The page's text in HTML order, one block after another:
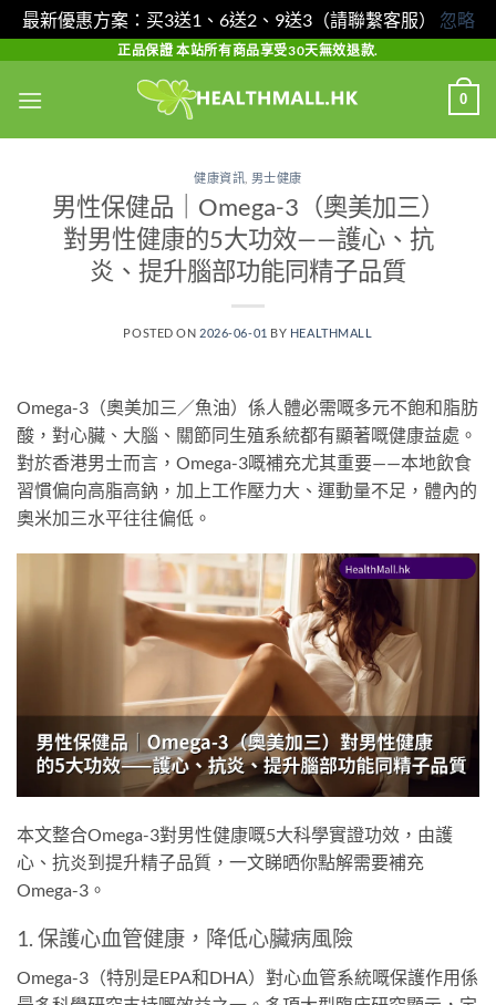
最新優惠方案：买3送1、6送2、9送3（請聯繫客服） 忽略
content
正品保證 本站所有商品享受30天無效退款.
0
健康資訊 男士健康
男性保健品｜Omega-3（奧美加三）
對男性健康的5大功效——護心、抗
炎、提升腦部功能同精子品質
POSTED ON 2026-06-01 BY HEALTHMALL
Omega-3（奧美加三／魚油）係人體必需嘅多元不飽和脂肪
酸，對心臟、大腦、關節同生殖系統都有顯著嘅健康益處。
對於香港男士而言，Omega-3嘅補充尤其重要——本地飲食
習慣偏向高脂高鈉，加上工作壓力大、運動量不足，體內的
奧米加三水平往往偏低。
本文整合Omega-3對男性健康嘅5大科學實證功效，由護
心、抗炎到提升精子品質，一文睇晒你點解需要補充
Omega-3。
1. 保護心血管健康，降低心臟病風險
Omega-3（特別是EPA和DHA）對心血管系統嘅保護作用係